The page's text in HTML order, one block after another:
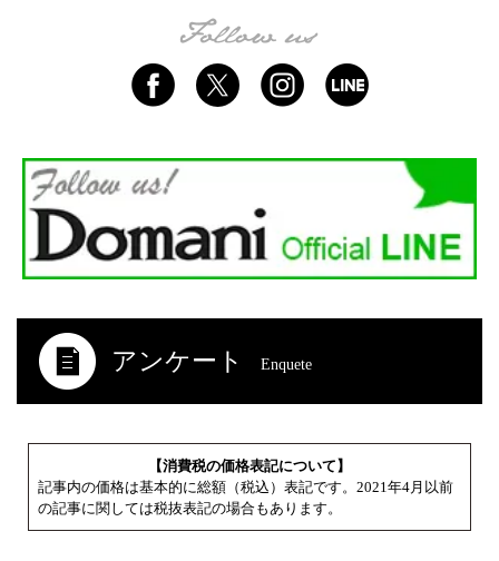
アンケート Enquete
【消費税の価格表記について】
記事内の価格は基本的に総額（税込）表記です。2021年4月以前
の記事に関しては税抜表記の場合もあります。